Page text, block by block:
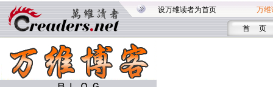
设万维读者为首页 万维
首 页